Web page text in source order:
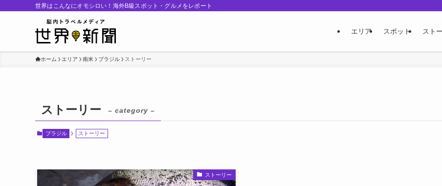
世界はこんなにオモシロい！海外B級スポット・グルメをレポート
エリア スポット スト
ホーム エリア 南米 ブラジル ストーリー
ストーリー – category –
ブラジル ストーリー
ストーリー